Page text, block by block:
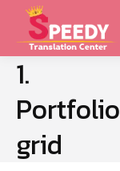
1.
Portfolio
grid